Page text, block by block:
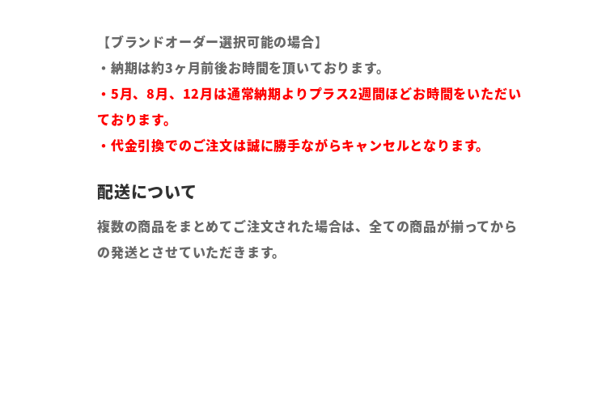
【ブランドオーダー選択可能の場合】
・納期は約3ヶ月前後お時間を頂いております。
・5月、8月、12月は通常納期よりプラス2週間ほどお時間をいただい
ております。
・代金引換でのご注文は誠に勝手ながらキャンセルとなります。
複数の商品をまとめてご注文された場合は、全ての商品が揃ってから
の発送とさせていただきます。